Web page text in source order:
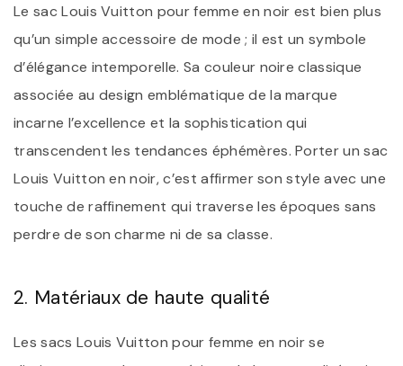
Le sac Louis Vuitton pour femme en noir est bien plus
qu’un simple accessoire de mode ; il est un symbole
d’élégance intemporelle. Sa couleur noire classique
associée au design emblématique de la marque
incarne l’excellence et la sophistication qui
transcendent les tendances éphémères. Porter un sac
Louis Vuitton en noir, c’est affirmer son style avec une
touche de raffinement qui traverse les époques sans
perdre de son charme ni de sa classe.
2. Matériaux de haute qualité
Les sacs Louis Vuitton pour femme en noir se